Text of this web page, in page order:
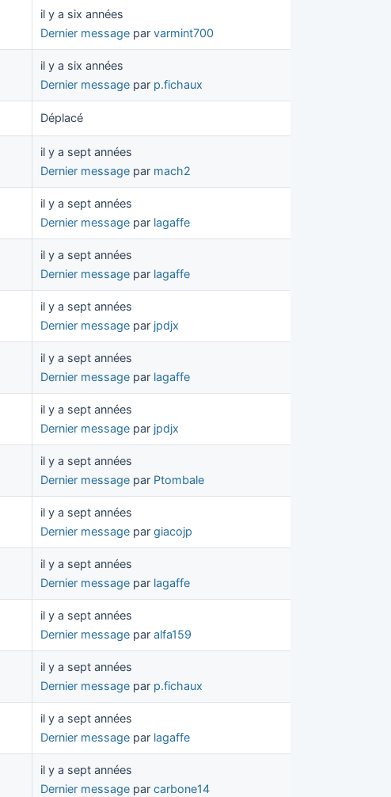
il y a six années
Dernier message par varmint700
il y a six années
Dernier message par p.fichaux
Déplacé
il y a sept années
Dernier message par mach2
il y a sept années
Dernier message par lagaffe
il y a sept années
Dernier message par lagaffe
il y a sept années
Dernier message par jpdjx
il y a sept années
Dernier message par lagaffe
il y a sept années
Dernier message par jpdjx
il y a sept années
Dernier message par Ptombale
il y a sept années
Dernier message par giacojp
il y a sept années
Dernier message par lagaffe
il y a sept années
Dernier message par alfa159
il y a sept années
Dernier message par p.fichaux
il y a sept années
Dernier message par lagaffe
il y a sept années
Dernier message par carbone14